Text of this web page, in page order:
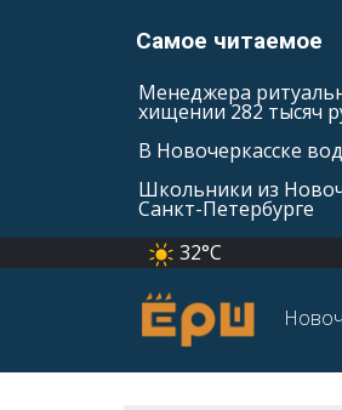
Самое читаемое
Менеджера
хищении 282 тысяч
В Новочеркасске
Школьники из
Санкт-Петербурге
32°C